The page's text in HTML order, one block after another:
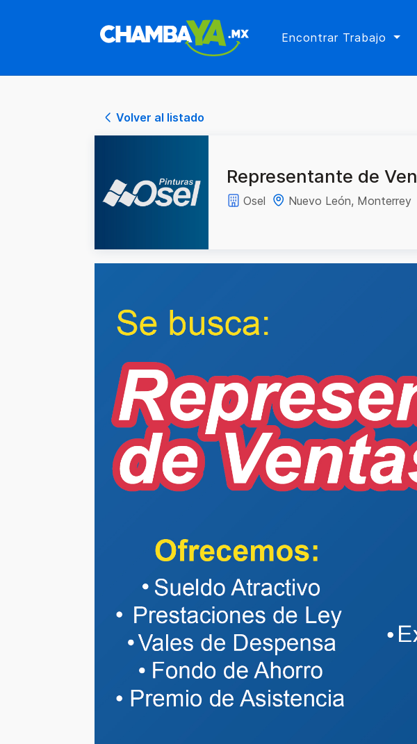
Encontrar Trabajo
Volver al listado
Representante de
Osel Nuevo León, Monterrey